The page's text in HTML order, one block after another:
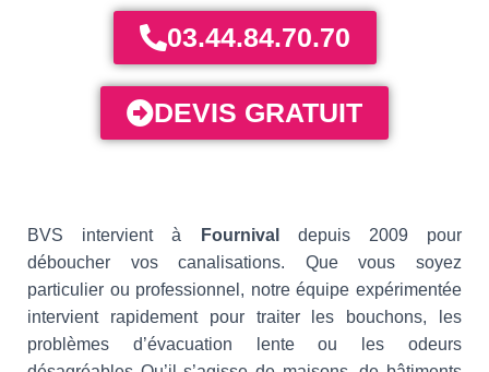
03.44.84.70.70
DEVIS GRATUIT
BVS intervient à Fournival
depuis 2009 pour
déboucher vos canalisations. Que vous soyez
particulier ou professionnel, notre équipe expérimentée
intervient rapidement pour traiter les bouchons, les
problèmes d’évacuation lente ou les odeurs